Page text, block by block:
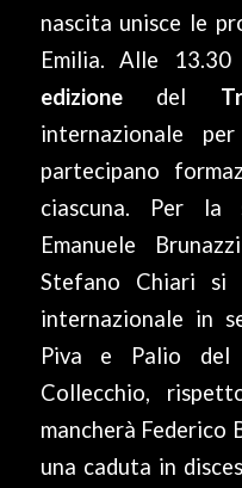
nascita unisce le
Emilia. Alle
edizionedel
internazionale
partecipano
ciascuna. Per la
Emanuele
Stefano Chiari
internazionale in
Piva e Palio del
Collecchio,
mancherà Federico
una caduta in